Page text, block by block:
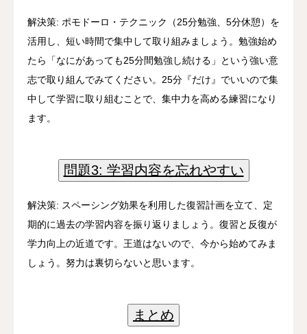
解決策: ポモドーロ・テクニック（25分勉強、5分休憩）を
活用し、短い時間で集中して取り組みましょう。勉強始め
たら「なにがあっても25分間勉強し続ける」という強い意
志で取り組んでみてください。25分『だけ』でいいので集
中して学習に取り組むことで、集中力を高める練習になり
ます。
問題3: 学習内容を忘れやすい
解決策: スペーシング効果を利用した復習計画を立て、定
期的に過去の学習内容を振り返りましょう。復習と反復が
学力向上の近道です。王道はないので、今から始めてみま
しょう。努力は裏切らないと思います。
まとめ